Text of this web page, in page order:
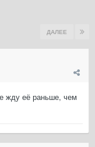
ДАЛЕЕ
жду её раньше, чем